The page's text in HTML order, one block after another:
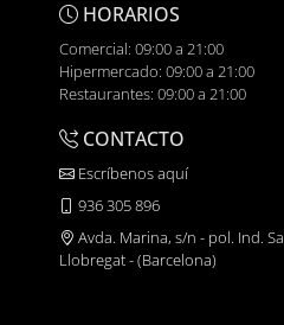
HORARIOS
Comercial: 09:00 a 21:00
Hipermercado: 09:00 a 21:00
Restaurantes: 09:00 a 21:00
CONTACTO
Escríbenos aquí
936 305 896
Avda. Marina, s/n - pol. Ind.
Llobregat - (Barcelona)